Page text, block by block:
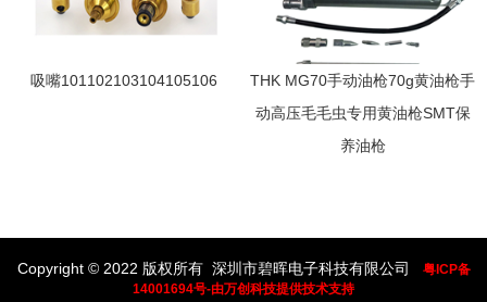
吸嘴101102103104105106
THK MG70手动油枪70g黄油枪手
动高压毛毛虫专用黄油枪SMT保
养油枪
Copyright © 2022 版权所有 深圳市碧晖电子科技有限公司
粤ICP备
14001694号-由万创科技提供技术支持